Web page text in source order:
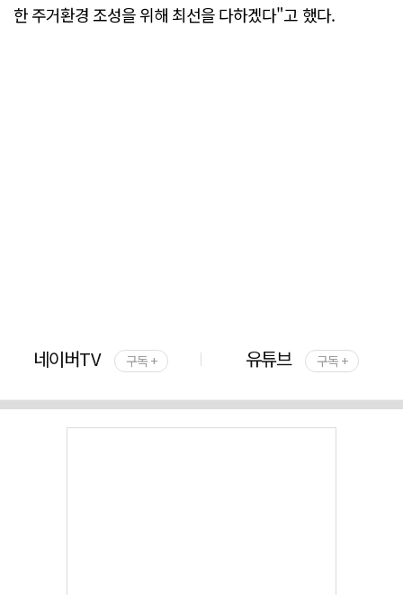
한 주거환경 조성을 위해 최선을 다하겠다"고 했다.
네이버TV 구독 + 유튜브 구독 +